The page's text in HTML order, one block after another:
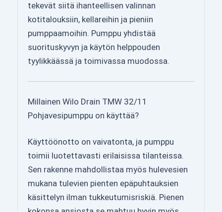
tekevät siitä ihanteellisen valinnan
kotitalouksiin, kellareihin ja pieniin
pumppaamoihin. Pumppu yhdistää
suorituskyvyn ja käytön helppouden
tyylikkäässä ja toimivassa muodossa.
Millainen Wilo Drain TMW 32/11
Pohjavesipumppu on käyttää?
Käyttöönotto on vaivatonta, ja pumppu
toimii luotettavasti erilaisissa tilanteissa.
Sen rakenne mahdollistaa myös hulevesien
mukana tulevien pienten epäpuhtauksien
käsittelyn ilman tukkeutumisriskiä. Pienen